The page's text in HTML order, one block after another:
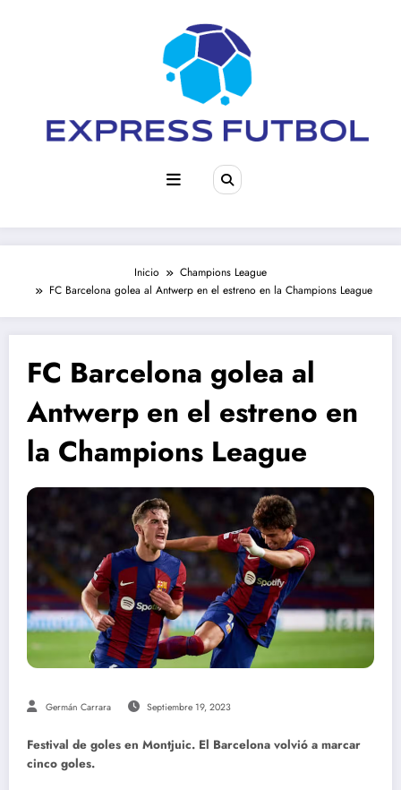
Inicio
Champions League
FC Barcelona golea al Antwerp en el estreno en la Champions League
FC Barcelona golea al
Antwerp en el estreno en
la Champions League
Germán Carrara Septiembre 19, 2023
Festival de goles en Montjuic. El Barcelona volvió a marcar
cinco goles.